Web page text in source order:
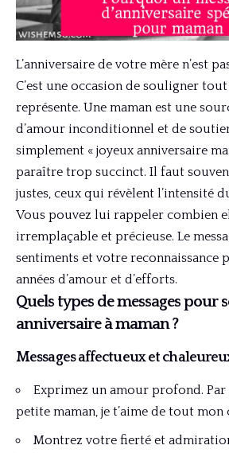
L’anniversaire de votre mère n’est
C’est une occasion de souligner tout
représente. Une maman est une
d’amour inconditionnel et de
simplement « joyeux anniversaire
paraître trop succinct. Il faut
justes, ceux qui révèlent l’intensité
Vous pouvez lui rappeler combien
irremplaçable et précieuse. Le
sentiments et votre reconnaissance
années d’amour et d’efforts.
Quels types de messages
anniversaire à maman ?
Messages affectueux et
Exprimez un amour profond. Par
petite maman, je t’aime de tout mon
Montrez votre fierté et